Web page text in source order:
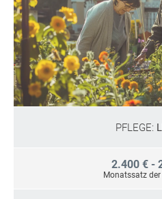
PFLEGE:
2.400 € -
Monatssatz